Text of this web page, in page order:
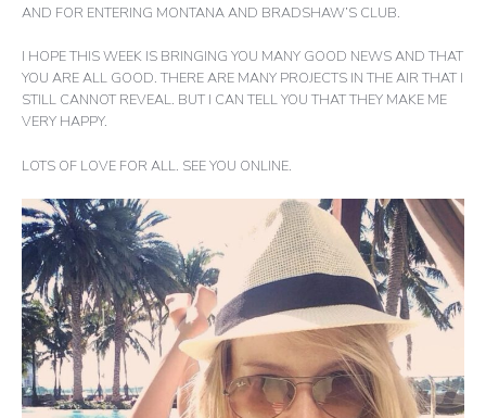
AND FOR ENTERING MONTANA AND BRADSHAW’S CLUB.
I HOPE THIS WEEK IS BRINGING YOU MANY GOOD NEWS AND THAT
YOU ARE ALL GOOD. THERE ARE MANY PROJECTS IN THE AIR THAT I
STILL CANNOT REVEAL. BUT I CAN TELL YOU THAT THEY MAKE ME
VERY HAPPY.
LOTS OF LOVE FOR ALL. SEE YOU ONLINE.